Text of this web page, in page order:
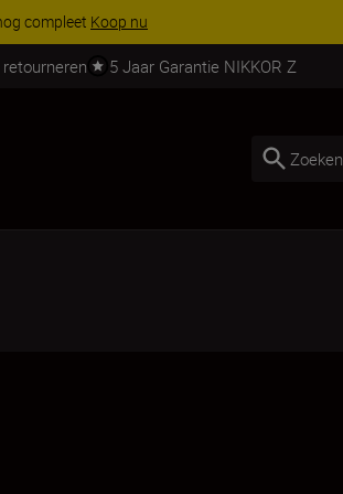
compleet Koop nu
5 Jaar Garantie NIKKOR Z
Zoeken